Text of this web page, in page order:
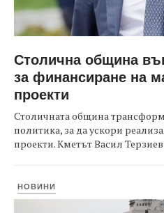
Столична община
за финансиране на
проекти
Столичната община
политика, за да ускори
проекти. Кметът Васил Терзиев
НОВИНИ